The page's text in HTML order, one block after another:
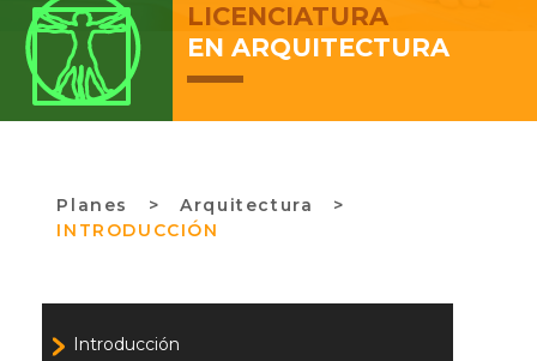
LICENCIATURA
EN ARQUITECTURA
Planes >Arquitectura >
INTRODUCCIÓN
Introducción